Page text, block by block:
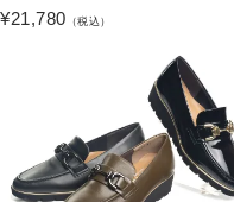
¥21,780 （税込）